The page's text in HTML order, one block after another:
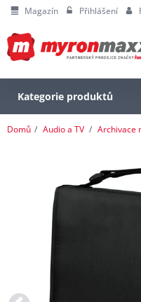
Magazín Přihlášení
Kategorie produktů
Domů Audio a TV Archivace